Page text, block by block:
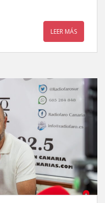
LEER MÁS